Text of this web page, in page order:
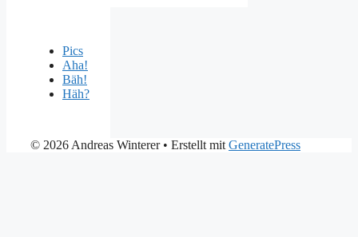
Pics
Aha!
Bäh!
Häh?
© 2026 Andreas Winterer• Erstellt mit GeneratePress